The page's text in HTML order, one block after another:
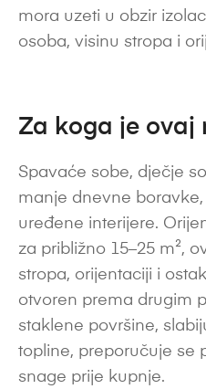
mora uzeti u obzir
osoba, visinu stropa i
Za koga je ovaj
Spavaće sobe, dječje
manje dnevne
uređene interijere.
za približno 15–25 m²,
stropa, orijentaciji i
otvoren prema drugim
staklene površine,
topline, preporučuje se
snage prije kupnje.